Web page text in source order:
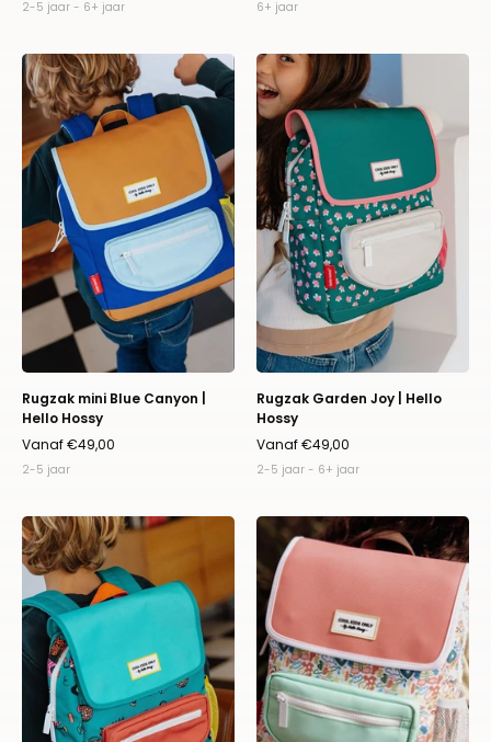
2-5 jaar - 6+ jaar 6+ jaar
Rugzak
mini
Blue
Hello
Hossy
Rugzak mini Blue Canyon |
Hello Hossy
Vanaf €49,00
2-5 jaar
Rugzak
Garden
Joy
Hello
Hossy
Rugzak Garden Joy | Hello
Hossy
Vanaf €49,00
2-5 jaar - 6+ jaar
Rugzak
Roar
Hossy
Rugzak
Happiness
Hello
Hossy